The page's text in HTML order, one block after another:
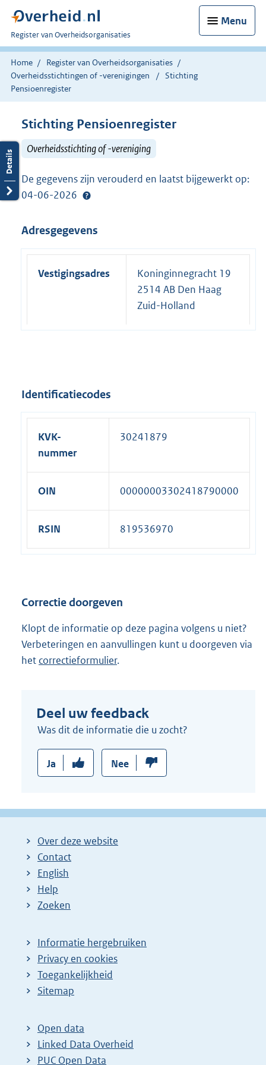
Menu
U
bent
nu
hier:
Register van Overheidsorganisaties
Home
Register van Overheidsorganisaties
Overheidsstichtingen of -verenigingen
Stichting
Pensioenregister
Stichting Pensioenregister
Overheidsstichting of -vereniging
De gegevens zijn verouderd en laatst bijgewerkt op:
04-06-2026
Adresgegevens
Vestigingsadres
Koninginnegracht 19
2514 AB Den Haag
Zuid-Holland
Identificatiecodes
KVK-
nummer
30241879
OIN 00000003302418790000
RSIN 819536970
Correctie doorgeven
Klopt de informatie op deze pagina volgens u niet?
Verbeteringen en aanvullingen kunt u doorgeven via
het correctieformulier.
Deel uw feedback
Was dit de informatie die u zocht?
Ja Nee
Over deze website
Contact
English
Help
Zoeken
Informatie hergebruiken
Privacy en cookies
Toegankelijkheid
Sitemap
Open data
Linked Data Overheid
PUC Open Data